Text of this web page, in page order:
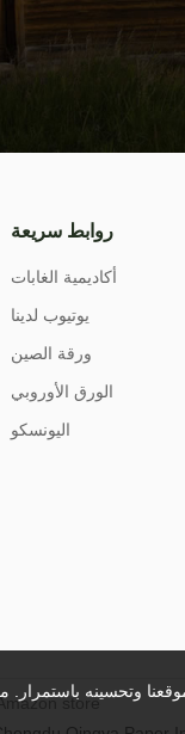
روابط سريعة
أكاديمية الغابات
يوتيوب لدينا
ورقة الصين
الورق الأوروبي
اليونسكو
store
وتحسينه